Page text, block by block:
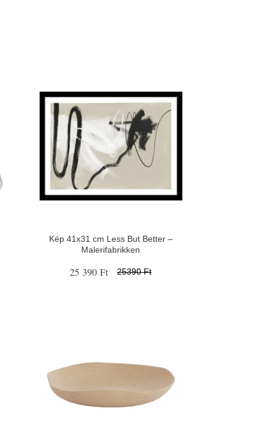
Kép 41x31 cm Less But Better –
Malerifabrikken
25 390 Ft 25390 Ft